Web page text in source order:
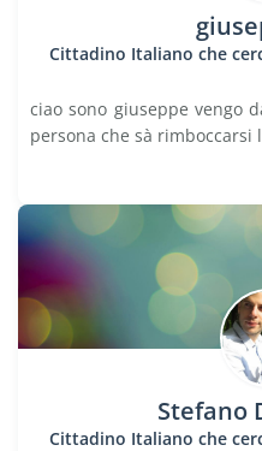
Cittadino Italiano che
ciao sono giuseppe vengo
persona che sà rimboccarsi
Stefano
Cittadino Italiano che